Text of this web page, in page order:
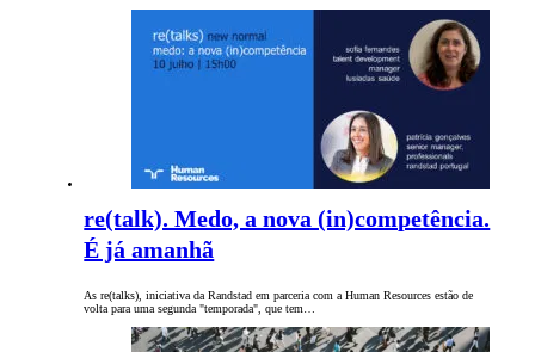
re(talk). Medo, a nova (in)competência.
É já amanhã
As re(talks), iniciativa da Randstad em parceria com a Human Resources estão de
volta para uma segunda "temporada", que tem…